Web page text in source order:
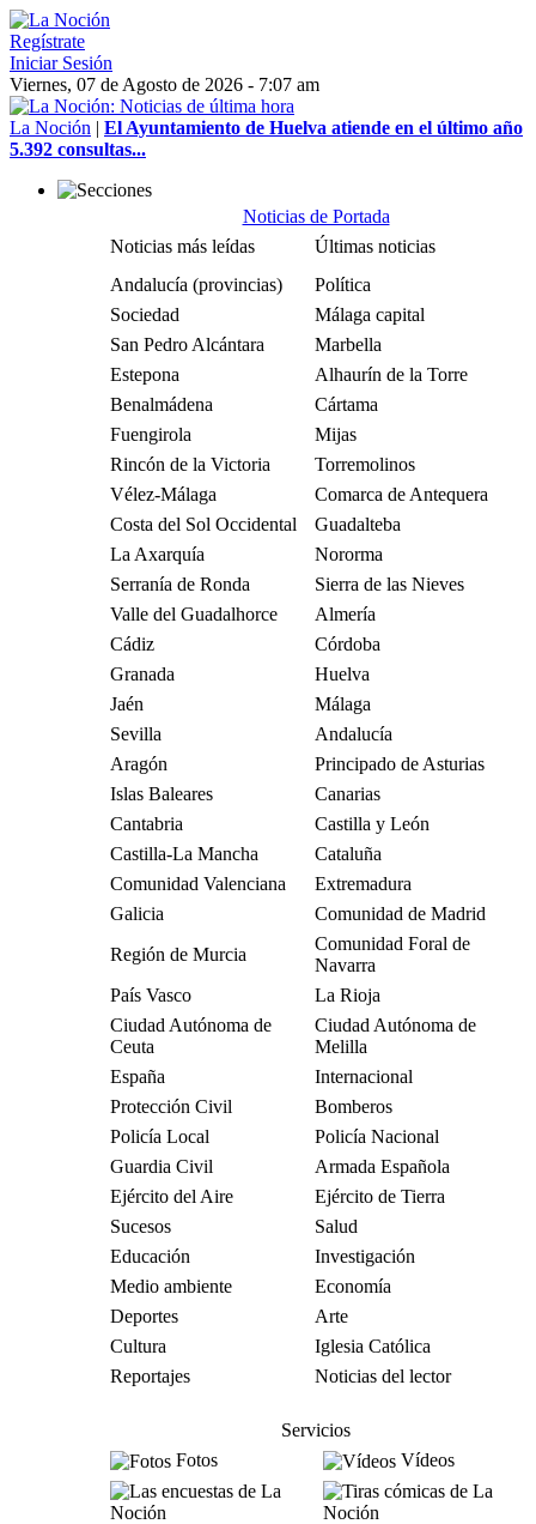
Regístrate
Iniciar Sesión
Viernes, 07 de Agosto de 2026 - 7:07 am
La Noción | El Ayuntamiento de Huelva atiende en el último año
5.392 consultas...
Noticias de Portada
Noticias más leídas
Últimas noticias
Andalucía (provincias)
Política
Sociedad
Málaga capital
San Pedro Alcántara
Marbella
Estepona
Alhaurín de la Torre
Benalmádena
Cártama
Fuengirola
Mijas
Rincón de la Victoria
Torremolinos
Vélez-Málaga
Comarca de Antequera
Costa del Sol Occidental
Guadalteba
La Axarquía
Nororma
Serranía de Ronda
Sierra de las Nieves
Valle del Guadalhorce
Almería
Cádiz
Córdoba
Granada
Huelva
Jaén
Málaga
Sevilla
Andalucía
Aragón
Principado de Asturias
Islas Baleares
Canarias
Cantabria
Castilla y León
Castilla-La Mancha
Cataluña
Comunidad Valenciana
Extremadura
Galicia
Comunidad de Madrid
Región de Murcia
Comunidad Foral de
Navarra
País Vasco
La Rioja
Ciudad Autónoma de
Ceuta
Ciudad Autónoma de
Melilla
España
Internacional
Protección Civil
Bomberos
Policía Local
Policía Nacional
Guardia Civil
Armada Española
Ejército del Aire
Ejército de Tierra
Sucesos
Salud
Educación
Investigación
Medio ambiente
Economía
Deportes
Arte
Cultura
Iglesia Católica
Reportajes
Noticias del lector
Servicios
Fotos
Vídeos